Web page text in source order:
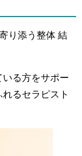
り添う整体 結
る方をサポー
るセラピスト